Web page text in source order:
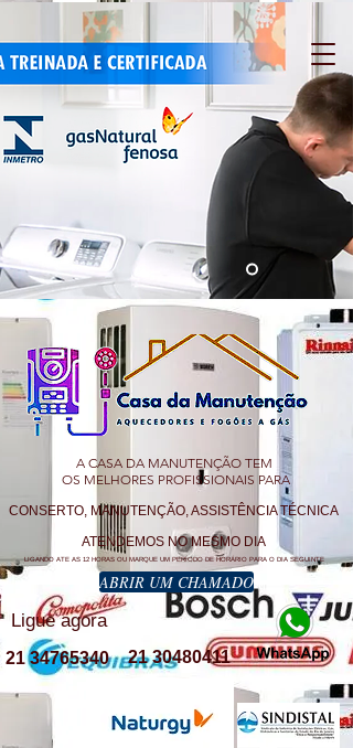
A CASA DA MANUTENÇÃO TEM
OS MELHORES PROFISSIONAIS PARA
CONSERTO, MANUTENÇÃO, ASSISTÊNCIA TÉCNICA
ATENDEMOS NO MESMO DIA
LIGANDO ATE AS 12 HORAS OU MARQUE UM PERÍODO DE HORÁRIO PARA O DIA SEGUINTE
ABRIR UM CHAMADO
Ligue agora
21 30480411
21 34765340